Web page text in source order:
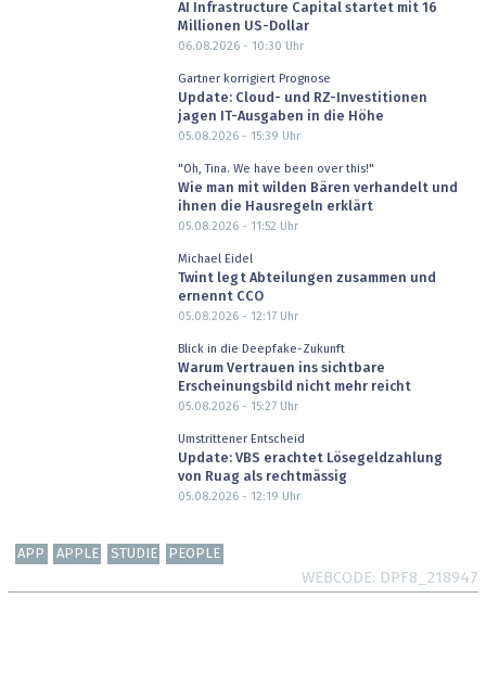
AI Infrastructure Capital startet mit 16
Millionen US-Dollar
06.08.2026 - 10:30 Uhr
Gartner korrigiert Prognose
Update: Cloud- und RZ-Investitionen
jagen IT-Ausgaben in die Höhe
05.08.2026 - 15:39 Uhr
"Oh, Tina. We have been over this!"
Wie man mit wilden Bären verhandelt und
ihnen die Hausregeln erklärt
05.08.2026 - 11:52 Uhr
Michael Eidel
Twint legt Abteilungen zusammen und
ernennt CCO
05.08.2026 - 12:17Uhr
Blick in die Deepfake-Zukunft
Warum Vertrauen ins sichtbare
Erscheinungsbild nicht mehr reicht
05.08.2026 - 15:27Uhr
Umstrittener Entscheid
Update: VBS erachtet Lösegeldzahlung
von Ruag als rechtmässig
05.08.2026 - 12:19 Uhr
APP APPLE STUDIE PEOPLE
WEBCODE DPF8_218947